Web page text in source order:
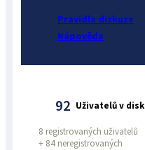
Pravidla diskuze
Nápověda
92 Uživatelů v
8 registrovaných uživatelů
+ 84 neregistrovaných